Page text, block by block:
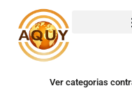
Ver categorias